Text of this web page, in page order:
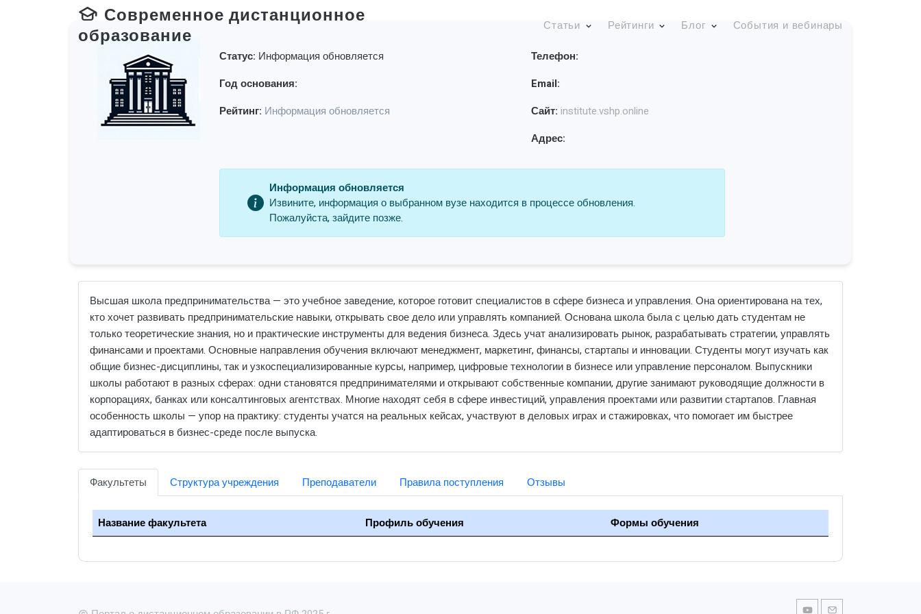
Современное дистанционное
образование
Статьи Рейтинги Блог События и вебинары
Статус: Информация обновляется
Год основания:
Рейтинг: Информация обновляется
Телефон:
Email:
Сайт: institute.vshp.online
Адрес:
Информация обновляется
Извините, информация о выбранном вузе находится в процессе обновления.
Пожалуйста, зайдите позже.
Высшая школа предпринимательства — это учебное заведение, которое готовит специалистов в сфере бизнеса и управления. Она ориентирована на тех,
кто хочет развивать предпринимательские навыки, открывать свое дело или управлять компанией. Основана школа была с целью дать студентам не
только теоретические знания, но и практические инструменты для ведения бизнеса. Здесь учат анализировать рынок, разрабатывать стратегии, управлять
финансами и проектами. Основные направления обучения включают менеджмент, маркетинг, финансы, стартапы и инновации. Студенты могут изучать как
общие бизнес-дисциплины, так и узкоспециализированные курсы, например, цифровые технологии в бизнесе или управление персоналом. Выпускники
школы работают в разных сферах: одни становятся предпринимателями и открывают собственные компании, другие занимают руководящие должности в
корпорациях, банках или консалтинговых агентствах. Многие находят себя в сфере инвестиций, управления проектами или развитии стартапов. Главная
особенность школы — упор на практику: студенты учатся на реальных кейсах, участвуют в деловых играх и стажировках, что помогает им быстрее
адаптироваться в бизнес-среде после выпуска.
Факультеты Структура учреждения Преподаватели Правила поступления Отзывы
Название факультета Профиль обучения Формы обучения